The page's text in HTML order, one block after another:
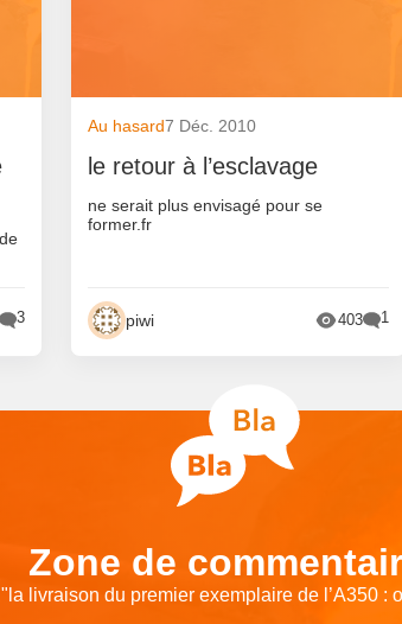
3
Au hasard7 Déc. 2010
le retour à l’esclavage
ne serait plus envisagé pour se
former.fr
piwi 403 1
Zone de
la livraison du premier exemplaire de l’A350 :